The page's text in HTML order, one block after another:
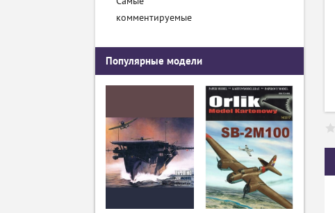
комментируемые
Популярные модели